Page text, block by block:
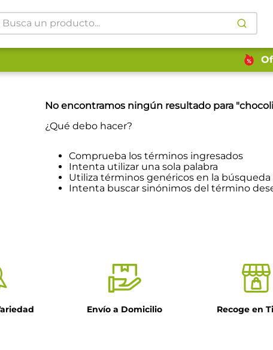
un producto...
No encontramos ningún resultado para "
¿Qué debo hacer?
Comprueba los términos ingresados
Intenta utilizar una sola palabra
Utiliza términos genéricos en la búsqueda
Intenta buscar sinónimos del término
Envío a Domicilio Recoge en